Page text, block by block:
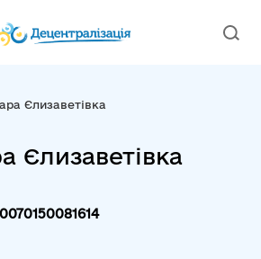
Єлизаветівка
Єлизаветівка